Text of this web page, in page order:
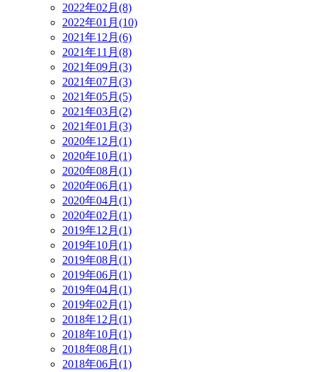
2022年02月(8)
2022年01月(10)
2021年12月(6)
2021年11月(8)
2021年09月(3)
2021年07月(3)
2021年05月(5)
2021年03月(2)
2021年01月(3)
2020年12月(1)
2020年10月(1)
2020年08月(1)
2020年06月(1)
2020年04月(1)
2020年02月(1)
2019年12月(1)
2019年10月(1)
2019年08月(1)
2019年06月(1)
2019年04月(1)
2019年02月(1)
2018年12月(1)
2018年10月(1)
2018年08月(1)
2018年06月(1)